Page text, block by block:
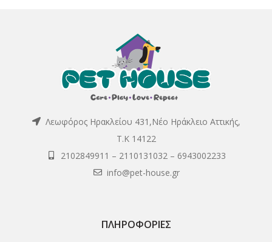
Λεωφόρος Ηρακλείου 431,Νέο Ηράκλειο Αττικής,
Τ.Κ 14122
2102849911 – 2110131032 – 6943002233
info@pet-house.gr
ΠΛΗΡΟΦΟΡΊΕΣ